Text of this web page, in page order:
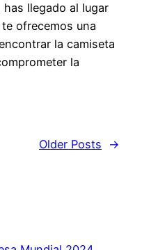
llegado al lugar
ofrecemos una
la camiseta
la
Older Posts →